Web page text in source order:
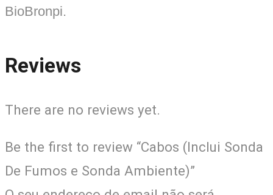
BioBronpi.
Reviews
There are no reviews yet.
Be the first to review “Cabos (Inclui Sonda
De Fumos e Sonda Ambiente)”